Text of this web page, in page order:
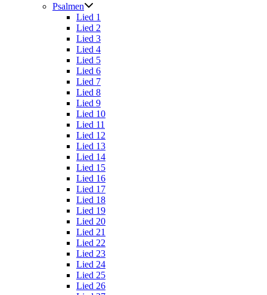
Psalmen
Lied 1
Lied 2
Lied 3
Lied 4
Lied 5
Lied 6
Lied 7
Lied 8
Lied 9
Lied 10
Lied 11
Lied 12
Lied 13
Lied 14
Lied 15
Lied 16
Lied 17
Lied 18
Lied 19
Lied 20
Lied 21
Lied 22
Lied 23
Lied 24
Lied 25
Lied 26